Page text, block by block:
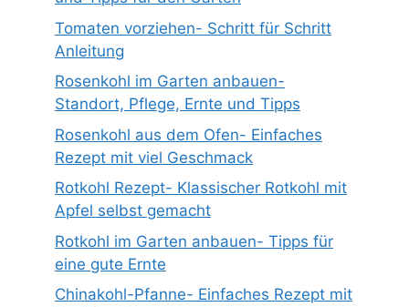
Tomaten vorziehen- Schritt für Schritt
Anleitung
Rosenkohl im Garten anbauen-
Standort, Pflege, Ernte und Tipps
Rosenkohl aus dem Ofen- Einfaches
Rezept mit viel Geschmack
Rotkohl Rezept- Klassischer Rotkohl mit
Apfel selbst gemacht
Rotkohl im Garten anbauen- Tipps für
eine gute Ernte
Chinakohl-Pfanne- Einfaches Rezept mit